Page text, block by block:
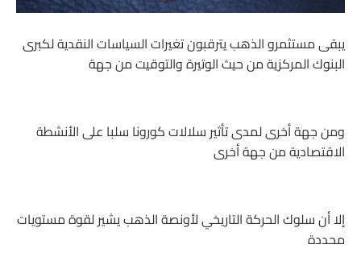
يبقى مستثمرو الذهب يترقبون تغيرات السياسات النقدية لكبرى
البنوك المركزية من حيث الوتيرة والتوقيت من جهة
ومن جهة أخرى لمدى تأثير سلالات كورونا سلبا على الأنشطة
الاقتصادية من جهة أخرى
إلا أن سلوك الحركة التاريخي لأونصة الذهب يشير لقوة مستويات
محددة